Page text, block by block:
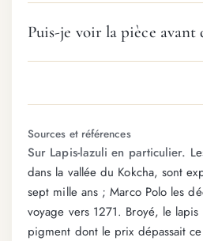
Puis-je voir la pièce avant
Sources et références
Sur Lapis-lazuli en particulier.
dans la vallée du Kokcha, sont
sept mille ans ; Marco Polo les
voyage vers 1271. Broyé, le lapis
pigment dont le prix dépassait